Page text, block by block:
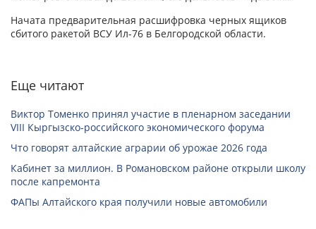
Начата предварительная расшифровка черных ящиков
сбитого ракетой ВСУ Ил-76 в Белгородской области.
Еще читают
Виктор Томенко принял участие в пленарном заседании
VIII Кыргызско-российского экономического форума
Что говорят алтайские аграрии об урожае 2026 года
Кабинет за миллион. В Романовском районе открыли школу
после капремонта
ФАПы Алтайского края получили новые автомобили